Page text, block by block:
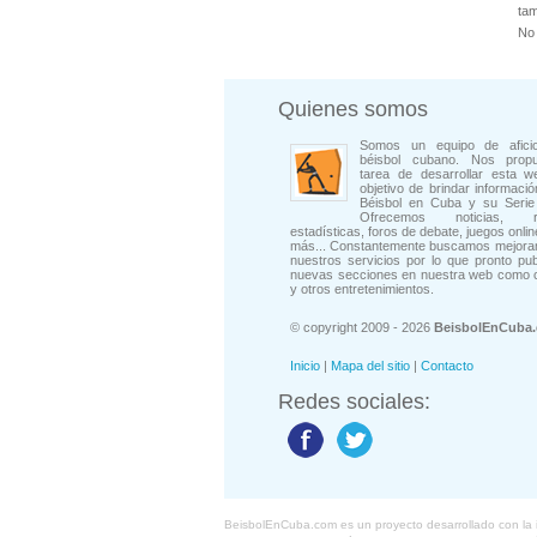
Quienes somos
Somos un equipo de
béisbol cubano. Nos
tarea de desarrollar esta
objetivo de brindar
Béisbol en Cuba y su Serie
Ofrecemos noticias,
estadísticas, foros de debate, juegos
más... Constantemente buscamos
nuestros servicios por lo que pronto
nuevas secciones en nuestra web como
y otros entretenimientos.
© copyright 2009 - 2026
Inicio | Mapa del sitio | Contacto
Redes sociales:
BeisbolEnCuba.com es un proyecto desarrollado con